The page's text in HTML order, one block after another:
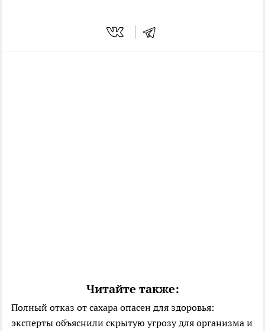
Читайте также:
Полный отказ от сахара опасен для здоровья:
эксперты объяснили скрытую угрозу для организма и